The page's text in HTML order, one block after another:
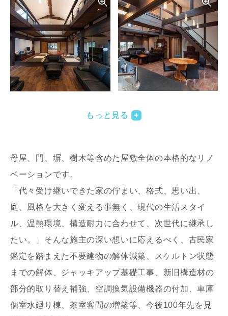
写真を拡大する
もっと見る
母屋、門、塀、樹木等含めた屋敷全体の本格的なリノ
ベーションです。
「代々受け継いできた家の佇まい、格式、思い出、
庭、風格を大きく変える事無く、現代の生活スタイ
ル、温熱環境、構造耐力に合わせて、次世代に継承し
たい。」そんな施主の深い想いに応えるべく、古民家
鑑定を踏まえた不要建物の解体減築、スケルトン状態
までの解体、ジャッキアップ基礎工事、新旧構造材の
部分的取り替え補強、空調換気設備機器の付加、車庫
個室水廻り棟、茶室客間の増築等、今後100年先を見